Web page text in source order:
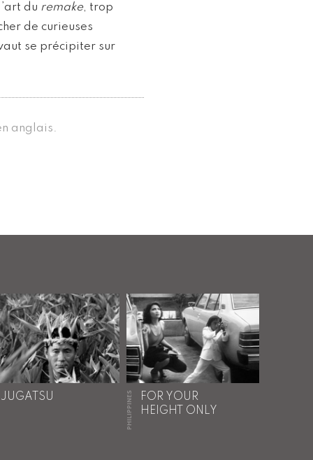
du remake, trop
de curieuses
se précipiter sur
anglais.
JUGATSU PHILIPPINES
FOR YOUR
HEIGHT ONLY